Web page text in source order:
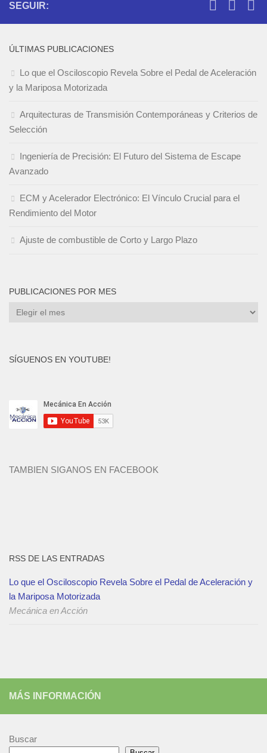
SEGUIR:
ÚLTIMAS PUBLICACIONES
Lo que el Osciloscopio Revela Sobre el Pedal de Aceleración
y la Mariposa Motorizada
Arquitecturas de Transmisión Contemporáneas y Criterios de
Selección
Ingeniería de Precisión: El Futuro del Sistema de Escape
Avanzado
ECM y Acelerador Electrónico: El Vínculo Crucial para el
Rendimiento del Motor
Ajuste de combustible de Corto y Largo Plazo
PUBLICACIONES POR MES
Publicaciones
SÍGUENOS EN YOUTUBE!
TAMBIEN SIGANOS EN FACEBOOK
RSS DE LAS ENTRADAS
Lo que el Osciloscopio Revela Sobre el Pedal de Aceleración y
la Mariposa Motorizada
Mecánica en Acción
MÁS INFORMACIÓN
Buscar